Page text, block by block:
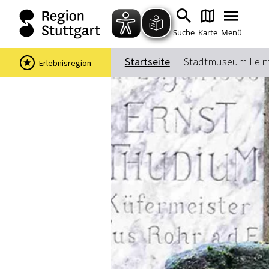
Suche Karte Menü
Startseite Stadtmuseum
Erlebnisregion